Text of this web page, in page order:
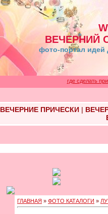
ВЕЧЕРНИЙ
фото-портал идей
где сделать
ВЕЧЕРНИЕ ПРИЧЕСКИ|
ГЛАВНАЯ » ФОТО КАТАЛОГИ »